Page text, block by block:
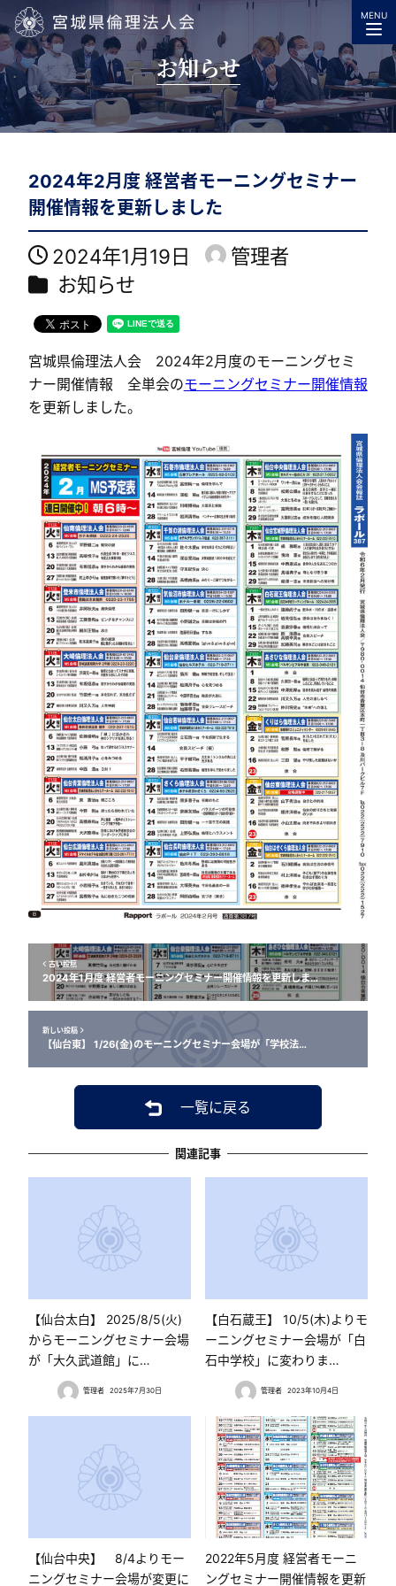
宮城県倫理法人会
MENU
お知らせ
2024年2月度 経営者モーニングセミナー
開催情報を更新しました
投稿日
2024年1月19日
著
管理者
カテゴリー
お知らせ
宮城県倫理法人会 2024年2月度のモーニングセミ
ナー開催情報 全単会のモーニングセミナー開催情報
を更新しました。
古い投稿
2024年1月度 経営者モーニングセミナー開催情報を更新しま…
新しい投稿
【仙台東】 1/26(金)のモーニングセミナー会場が「学校法…
一覧に戻る
関連記事
【仙台太白】 2025/8/5(火)
からモーニングセミナー会場
が「大久武道館」に…
管理者 2025年7月30日
【白石蔵王】 10/5(木)よりモ
ーニングセミナー会場が「白
石中学校」に変わりま…
管理者 2023年10月4日
【仙台中央】 8/4よりモー
ニングセミナー会場が変更に
2022年5月度 経営者モーニ
ングセミナー開催情報を更新